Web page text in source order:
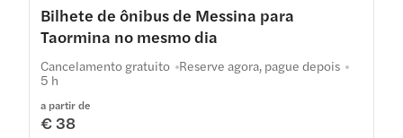
Bilhete de ônibus de Messina para
Taormina no mesmo dia
a partir de
€ 38
Cancelamento gratuito Reserve agora, pague depois
5 h